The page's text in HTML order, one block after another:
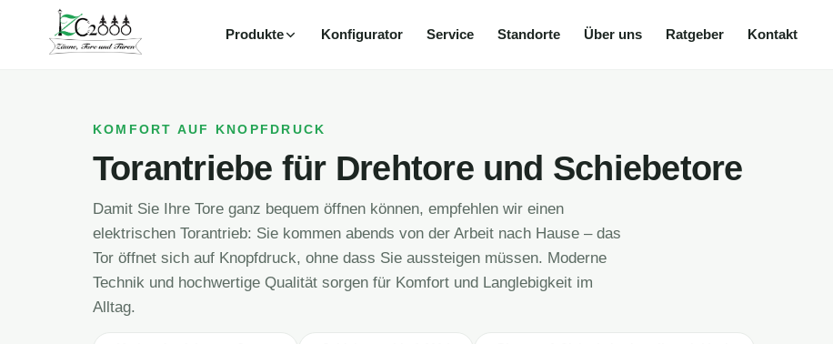
Produkte Konfigurator Service Standorte Über uns Ratgeber Kontakt
KOMFORT AUF KNOPFDRUCK
Torantriebe für Drehtore und Schiebetore
Damit Sie Ihre Tore ganz bequem öffnen können, empfehlen wir einen
elektrischen Torantrieb: Sie kommen abends von der Arbeit nach Hause – das
Tor öffnet sich auf Knopfdruck, ohne dass Sie aussteigen müssen. Moderne
Technik und hochwertige Qualität sorgen für Komfort und Langlebigkeit im
Alltag.